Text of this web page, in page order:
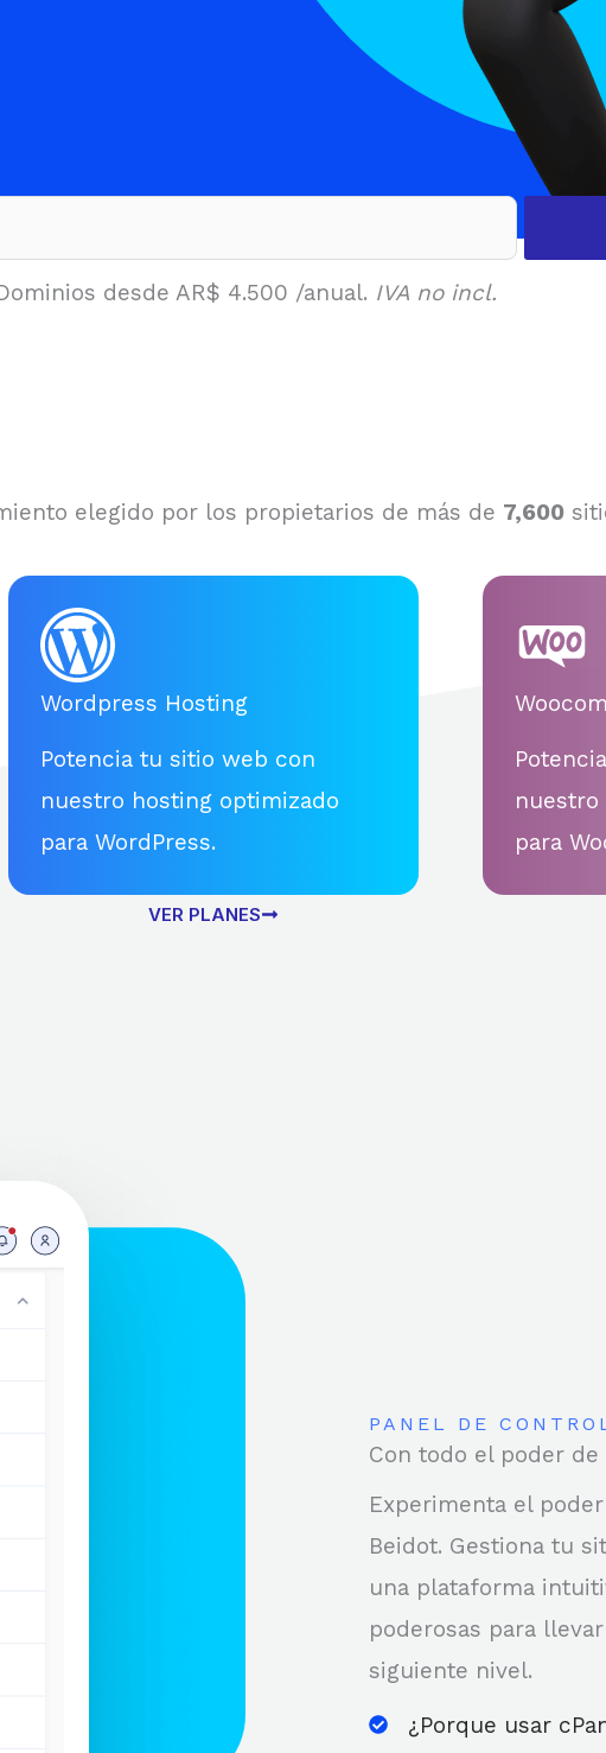
desde AR$ 4.500 /anual. IVA no incl.
elegido por los propietarios de más de 7,600
Wordpress Hosting
Potencia tu sitio web con
nuestro hosting optimizado
para WordPress.
VER PLANES
nuestro
para
PANEL DE
Con todo el poder de
Experimenta el
Beidot. Gestiona tu
una plataforma
poderosas para
siguiente nivel.
¿Porque usar